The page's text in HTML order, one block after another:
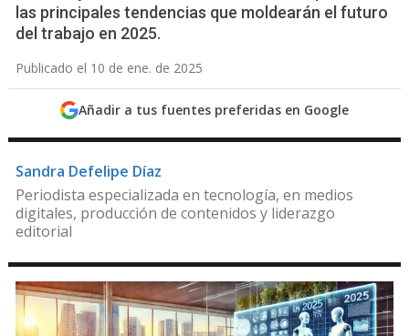
las principales tendencias que moldearán el futuro
del trabajo en 2025.
Publicado el 10 de ene. de 2025
Añadir a tus fuentes preferidas en Google
Sandra Defelipe Díaz
Periodista especializada en tecnología, en medios
digitales, producción de contenidos y liderazgo
editorial